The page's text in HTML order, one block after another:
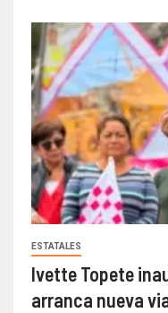
ESTATALES
Ivette Topete
arranca nueva